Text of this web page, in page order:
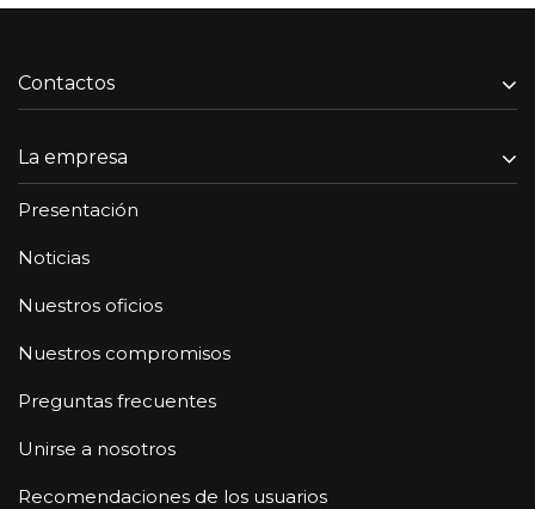
Contactos
La empresa
Presentación
Noticias
Nuestros oficios
Nuestros compromisos
Preguntas frecuentes
Unirse a nosotros
Recomendaciones de los usuarios